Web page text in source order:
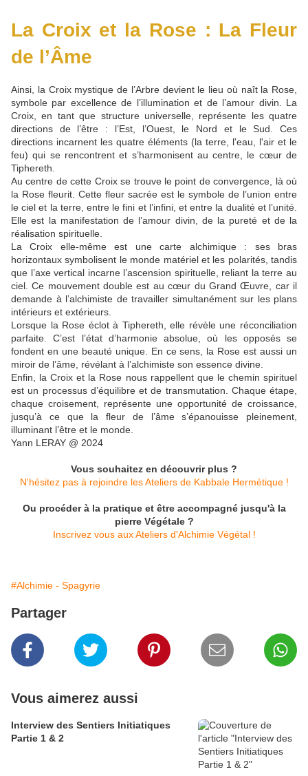
La Croix et la Rose : La Fleur
de l’Âme
Ainsi, la Croix mystique de l’Arbre devient le lieu où naît la Rose,
symbole par excellence de l’illumination et de l’amour divin. La
Croix, en tant que structure universelle, représente les quatre
directions de l’être : l’Est, l’Ouest, le Nord et le Sud. Ces
directions incarnent les quatre éléments (la terre, l'eau, l'air et le
feu) qui se rencontrent et s’harmonisent au centre, le cœur de
Tiphereth.
Au centre de cette Croix se trouve le point de convergence, là où
la Rose fleurit. Cette fleur sacrée est le symbole de l’union entre
le ciel et la terre, entre le fini et l’infini, et entre la dualité et l’unité.
Elle est la manifestation de l’amour divin, de la pureté et de la
réalisation spirituelle.
La Croix elle-même est une carte alchimique : ses bras
horizontaux symbolisent le monde matériel et les polarités, tandis
que l’axe vertical incarne l’ascension spirituelle, reliant la terre au
ciel. Ce mouvement double est au cœur du Grand Œuvre, car il
demande à l’alchimiste de travailler simultanément sur les plans
intérieurs et extérieurs.
Lorsque la Rose éclot à Tiphereth, elle révèle une réconciliation
parfaite. C’est l’état d’harmonie absolue, où les opposés se
fondent en une beauté unique. En ce sens, la Rose est aussi un
miroir de l’âme, révélant à l’alchimiste son essence divine.
Enfin, la Croix et la Rose nous rappellent que le chemin spirituel
est un processus d’équilibre et de transmutation. Chaque étape,
chaque croisement, représente une opportunité de croissance,
jusqu’à ce que la fleur de l’âme s’épanouisse pleinement,
illuminant l’être et le monde.
Yann LERAY @ 2024
Vous souhaitez en découvrir plus ?
N'hésitez pas à rejoindre les Ateliers de Kabbale Hermétique !
Ou procéder à la pratique et être accompagné jusqu'à la
pierre Végétale ?
Inscrivez vous aux Ateliers d'Alchimie Végétal !
#Alchimie - Spagyrie
Partager
Vous aimerez aussi
Interview des Sentiers Initiatiques
Partie 1 & 2